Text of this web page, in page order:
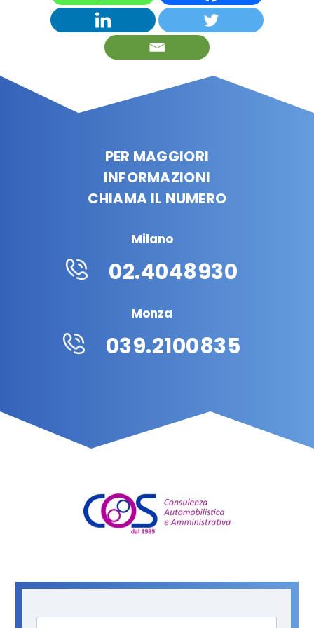
PER MAGGIORI
INFORMAZIONI
CHIAMA IL NUMERO
Milano
02.4048930
Monza
039.2100835